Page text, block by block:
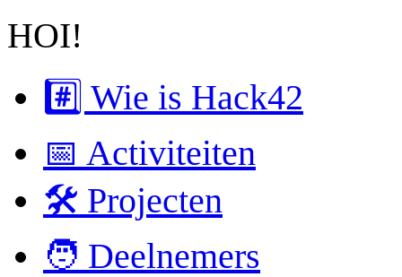
HOI!
#️⃣ Wie is Hack42
📅 Activiteiten
🛠 Projecten
🧑 Deelnemers